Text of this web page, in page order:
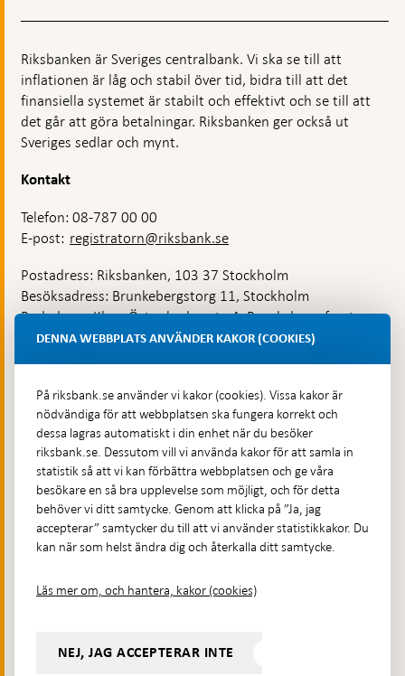
Riksbanken är Sveriges centralbank. Vi ska se till att
inflationen är låg och stabil över tid, bidra till att det
finansiella systemet är stabilt och effektivt och se till att
det går att göra betalningar. Riksbanken ger också ut
Sveriges sedlar och mynt.
Kontakt
Telefon: 08-787 00 00
E-post: registratorn@riksbank.se
Postadress: Riksbanken, 103 37 Stockholm
Besöksadress: Brunkebergstorg 11, Stockholm
Budadress: Klara Östra kyrkogata 4, Brunkebergsfaret,
Lastplats 6
Hitta direkt
Frågor och svar-
Öppnas
i
ny
flik
Till Riksbankens webbarkiv-
Öppnas
i
ny
Presskontakt
Integritetspolicy
DENNA WEBBPLATS ANVÄNDER KAKOR (COOKIES)
På riksbank.se använder vi kakor (cookies). Vissa kakor är
nödvändiga för att webbplatsen ska fungera korrekt och
dessa lagras automatiskt i din enhet när du besöker
riksbank.se. Dessutom vill vi använda kakor för att samla in
statistik så att vi kan förbättra webbplatsen och ge våra
besökare en så bra upplevelse som möjligt, och för detta
behöver vi ditt samtycke. Genom att klicka på ”Ja, jag
accepterar” samtycker du till att vi använder statistikkakor. Du
kan när som helst ändra dig och återkalla ditt samtycke.
Läs mer om, och hantera, kakor (cookies)
NEJ, JAG ACCEPTERAR INTE